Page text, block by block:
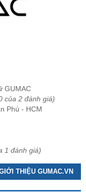
GUMAC
của 2 đánh giá)
Phú - HCM
1 đánh giá)
THIỆU GUMAC.VN